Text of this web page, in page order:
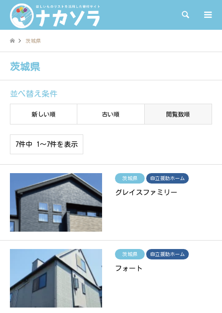
検索
茨城県
茨城県
並べ替え条件
新しい順 古い順 閲覧数順
7件中 1〜7件を表示
茨城県 自立援助ホーム
グレイスファミリー
茨城県 自立援助ホーム
フォート